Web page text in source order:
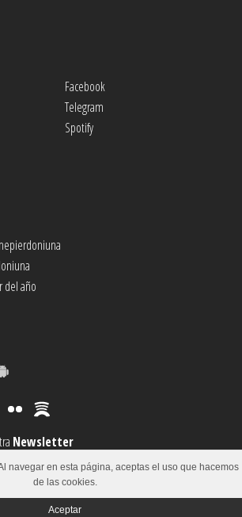
Facebook
Telegram
Spotify
del año
Newsletter
RSS
navegar en esta página, aceptas el uso que hacemos
de las cookies.
Aceptar